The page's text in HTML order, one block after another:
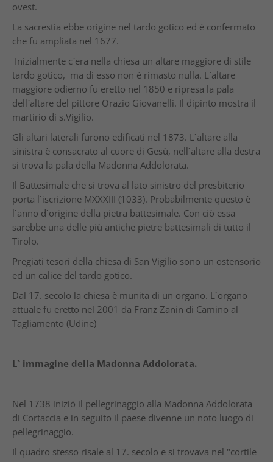
ovest.
La sacrestia ebbe origine nel tardo gotico ed è confermato
che fu ampliata nel 1677.
Inizialmente c`era nella chiesa un altare maggiore di stile
tardo gotico, ma di esso non è rimasto nulla. L`altare
maggiore odierno fu eretto nel 1850 e ripresa la pala
dell`altare del pittore Orazio Giovanelli. Il dipinto mostra il
martirio di s.Vigilio.
Gli altari laterali furono edificati nel 1873. L`altare alla
sinistra è consacrato al cuore di Gesù, nell`altare alla destra
si trova la pala della Madonna Addolorata.
Il Battesimale che si trova al lato sinistro del presbiterio
porta l`iscrizione MXXXIII (1033). Probabilmente questo è
l`anno d`origine della pietra battesimale. Con ciò essa
sarebbe una delle più antiche pietre battesimali di tutto il
Tirolo.
Pregiati tesori della chiesa di San Vigilio sono un ostensorio
ed un calice del tardo gotico.
Dal 17. secolo la chiesa è munita di un organo. L`organo
attuale fu eretto nel 2001 da Franz Zanin di Camino al
Tagliamento (Udine)
L` immagine della Madonna Addolorata.
Nel 1738 iniziò il pellegrinaggio alla Madonna Addolorata
di Cortaccia e in seguito il paese divenne un noto luogo di
pellegrinaggio.
Il quadro stesso risale al 17. secolo e si trovava nel "cortile